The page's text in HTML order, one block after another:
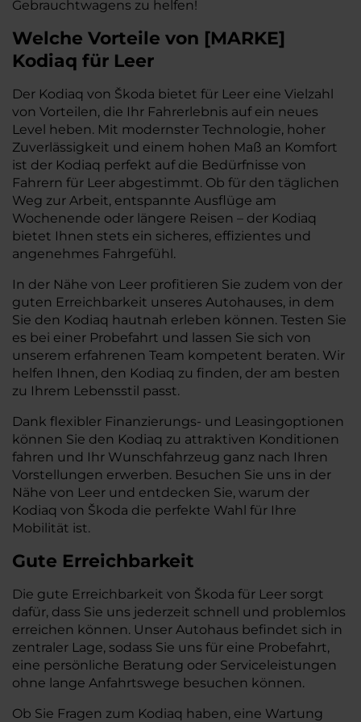
Gebrauchtwagens zu helfen!
Welche Vorteile von [MARKE]
Kodiaq für Leer
Der Kodiaq von Škoda bietet für Leer eine Vielzahl
von Vorteilen, die Ihr Fahrerlebnis auf ein neues
Level heben. Mit modernster Technologie, hoher
Zuverlässigkeit und einem hohen Maß an Komfort
ist der Kodiaq perfekt auf die Bedürfnisse von
Fahrern für Leer abgestimmt. Ob für den täglichen
Weg zur Arbeit, entspannte Ausflüge am
Wochenende oder längere Reisen – der Kodiaq
bietet Ihnen stets ein sicheres, effizientes und
angenehmes Fahrgefühl.
In der Nähe von Leer profitieren Sie zudem von der
guten Erreichbarkeit unseres Autohauses, in dem
Sie den Kodiaq hautnah erleben können. Testen Sie
es bei einer Probefahrt und lassen Sie sich von
unserem erfahrenen Team kompetent beraten. Wir
helfen Ihnen, den Kodiaq zu finden, der am besten
zu Ihrem Lebensstil passt.
Dank flexibler Finanzierungs- und Leasingoptionen
können Sie den Kodiaq zu attraktiven Konditionen
fahren und Ihr Wunschfahrzeug ganz nach Ihren
Vorstellungen erwerben. Besuchen Sie uns in der
Nähe von Leer und entdecken Sie, warum der
Kodiaq von Škoda die perfekte Wahl für Ihre
Mobilität ist.
Gute Erreichbarkeit
Die gute Erreichbarkeit von Škoda für Leer sorgt
dafür, dass Sie uns jederzeit schnell und problemlos
erreichen können. Unser Autohaus befindet sich in
zentraler Lage, sodass Sie uns für eine Probefahrt,
eine persönliche Beratung oder Serviceleistungen
ohne lange Anfahrtswege besuchen können.
Ob Sie Fragen zum Kodiaq haben, eine Wartung